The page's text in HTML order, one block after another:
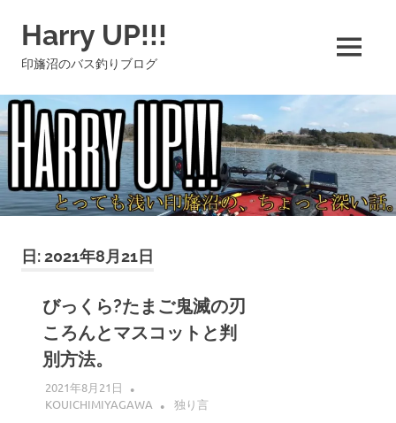
ツ
へ
ス
キ
ッ
プ
Harry UP!!!
印旛沼のバス釣りブログ MENU
日:2021年8月21日
びっくら?たまご鬼滅の刃
ころんとマスコットと判
別方法。
2021年8月21日
KOUICHIMIYAGAWA
独り言